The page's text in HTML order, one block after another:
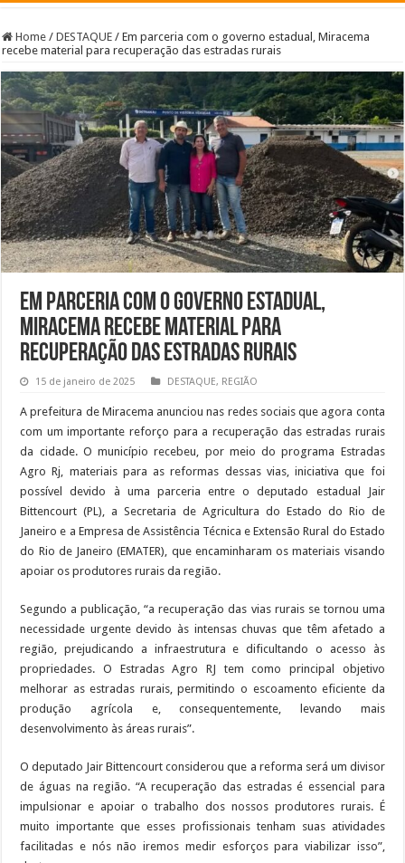
Home / DESTAQUE / Em parceria com o governo estadual, Miracema
recebe material para recuperação das estradas rurais
Em parceria com o governo estadual,
Miracema recebe material para
recuperação das estradas rurais
15 de janeiro de 2025 DESTAQUE, REGIÃO
A prefeitura de Miracema anunciou nas redes sociais que agora conta
com um importante reforço para a recuperação das estradas rurais
da cidade. O município recebeu, por meio do programa Estradas
Agro Rj, materiais para as reformas dessas vias, iniciativa que foi
possível devido à uma parceria entre o deputado estadual Jair
Bittencourt (PL), a Secretaria de Agricultura do Estado do Rio de
Janeiro e a Empresa de Assistência Técnica e Extensão Rural do Estado
do Rio de Janeiro (EMATER), que encaminharam os materiais visando
apoiar os produtores rurais da região.
Segundo a publicação, “a recuperação das vias rurais se tornou uma
necessidade urgente devido às intensas chuvas que têm afetado a
região, prejudicando a infraestrutura e dificultando o acesso às
propriedades. O Estradas Agro RJ tem como principal objetivo
melhorar as estradas rurais, permitindo o escoamento eficiente da
produção agrícola e, consequentemente, levando mais
desenvolvimento às áreas rurais”.
O deputado Jair Bittencourt considerou que a reforma será um divisor
de águas na região. “A recuperação das estradas é essencial para
impulsionar e apoiar o trabalho dos nossos produtores rurais. É
muito importante que esses profissionais tenham suas atividades
facilitadas e nós não iremos medir esforços para viabilizar isso”,